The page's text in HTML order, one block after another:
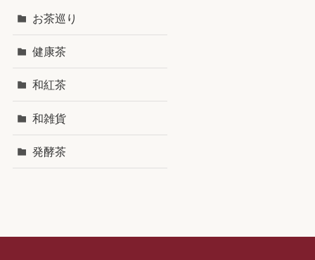
お茶巡り
健康茶
和紅茶
和雑貨
発酵茶